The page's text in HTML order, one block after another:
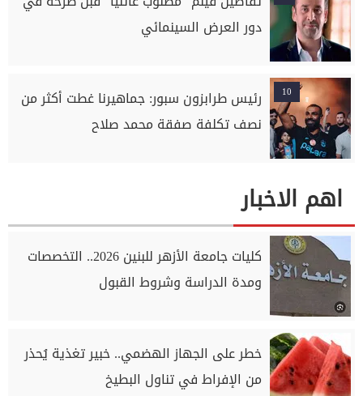
دور العرض السينمائي
10
رئيس طرابزون سبور: جماهيرنا غطت أكثر من
نصف تكلفة صفقة محمد صلاح
اهم الاخبار
كليات جامعة الأزهر للبنين 2026.. التخصصات
ومدة الدراسة وشروط القبول
خطر على الجهاز الهضمي.. خبير تغذية يُحذر
من الإفراط في تناول البطيخ